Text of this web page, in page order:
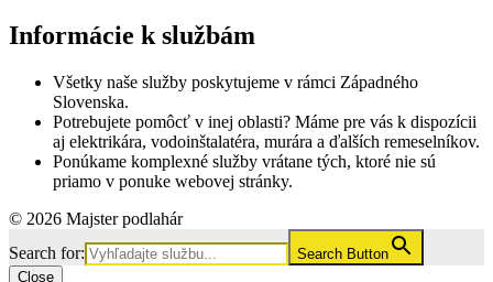
Informácie k službám
Všetky naše služby poskytujeme v rámci Západného
Slovenska.
Potrebujete pomôcť v inej oblasti? Máme pre vás k dispozícii
aj elektrikára, vodoinštalatéra, murára a ďalších remeselníkov.
Ponúkame komplexné služby vrátane tých, ktoré nie sú
priamo v ponuke webovej stránky.
© 2026 Majster podlahár
Search for:
Search Button
Close